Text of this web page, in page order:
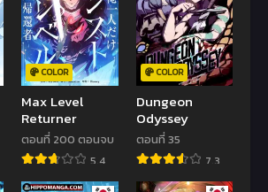
COLOR
Max Level
Returner
ตอนที่ 200 ตอนจบ
5.4
COLOR
Dungeon
Odyssey
ตอนที่ 35
7.3